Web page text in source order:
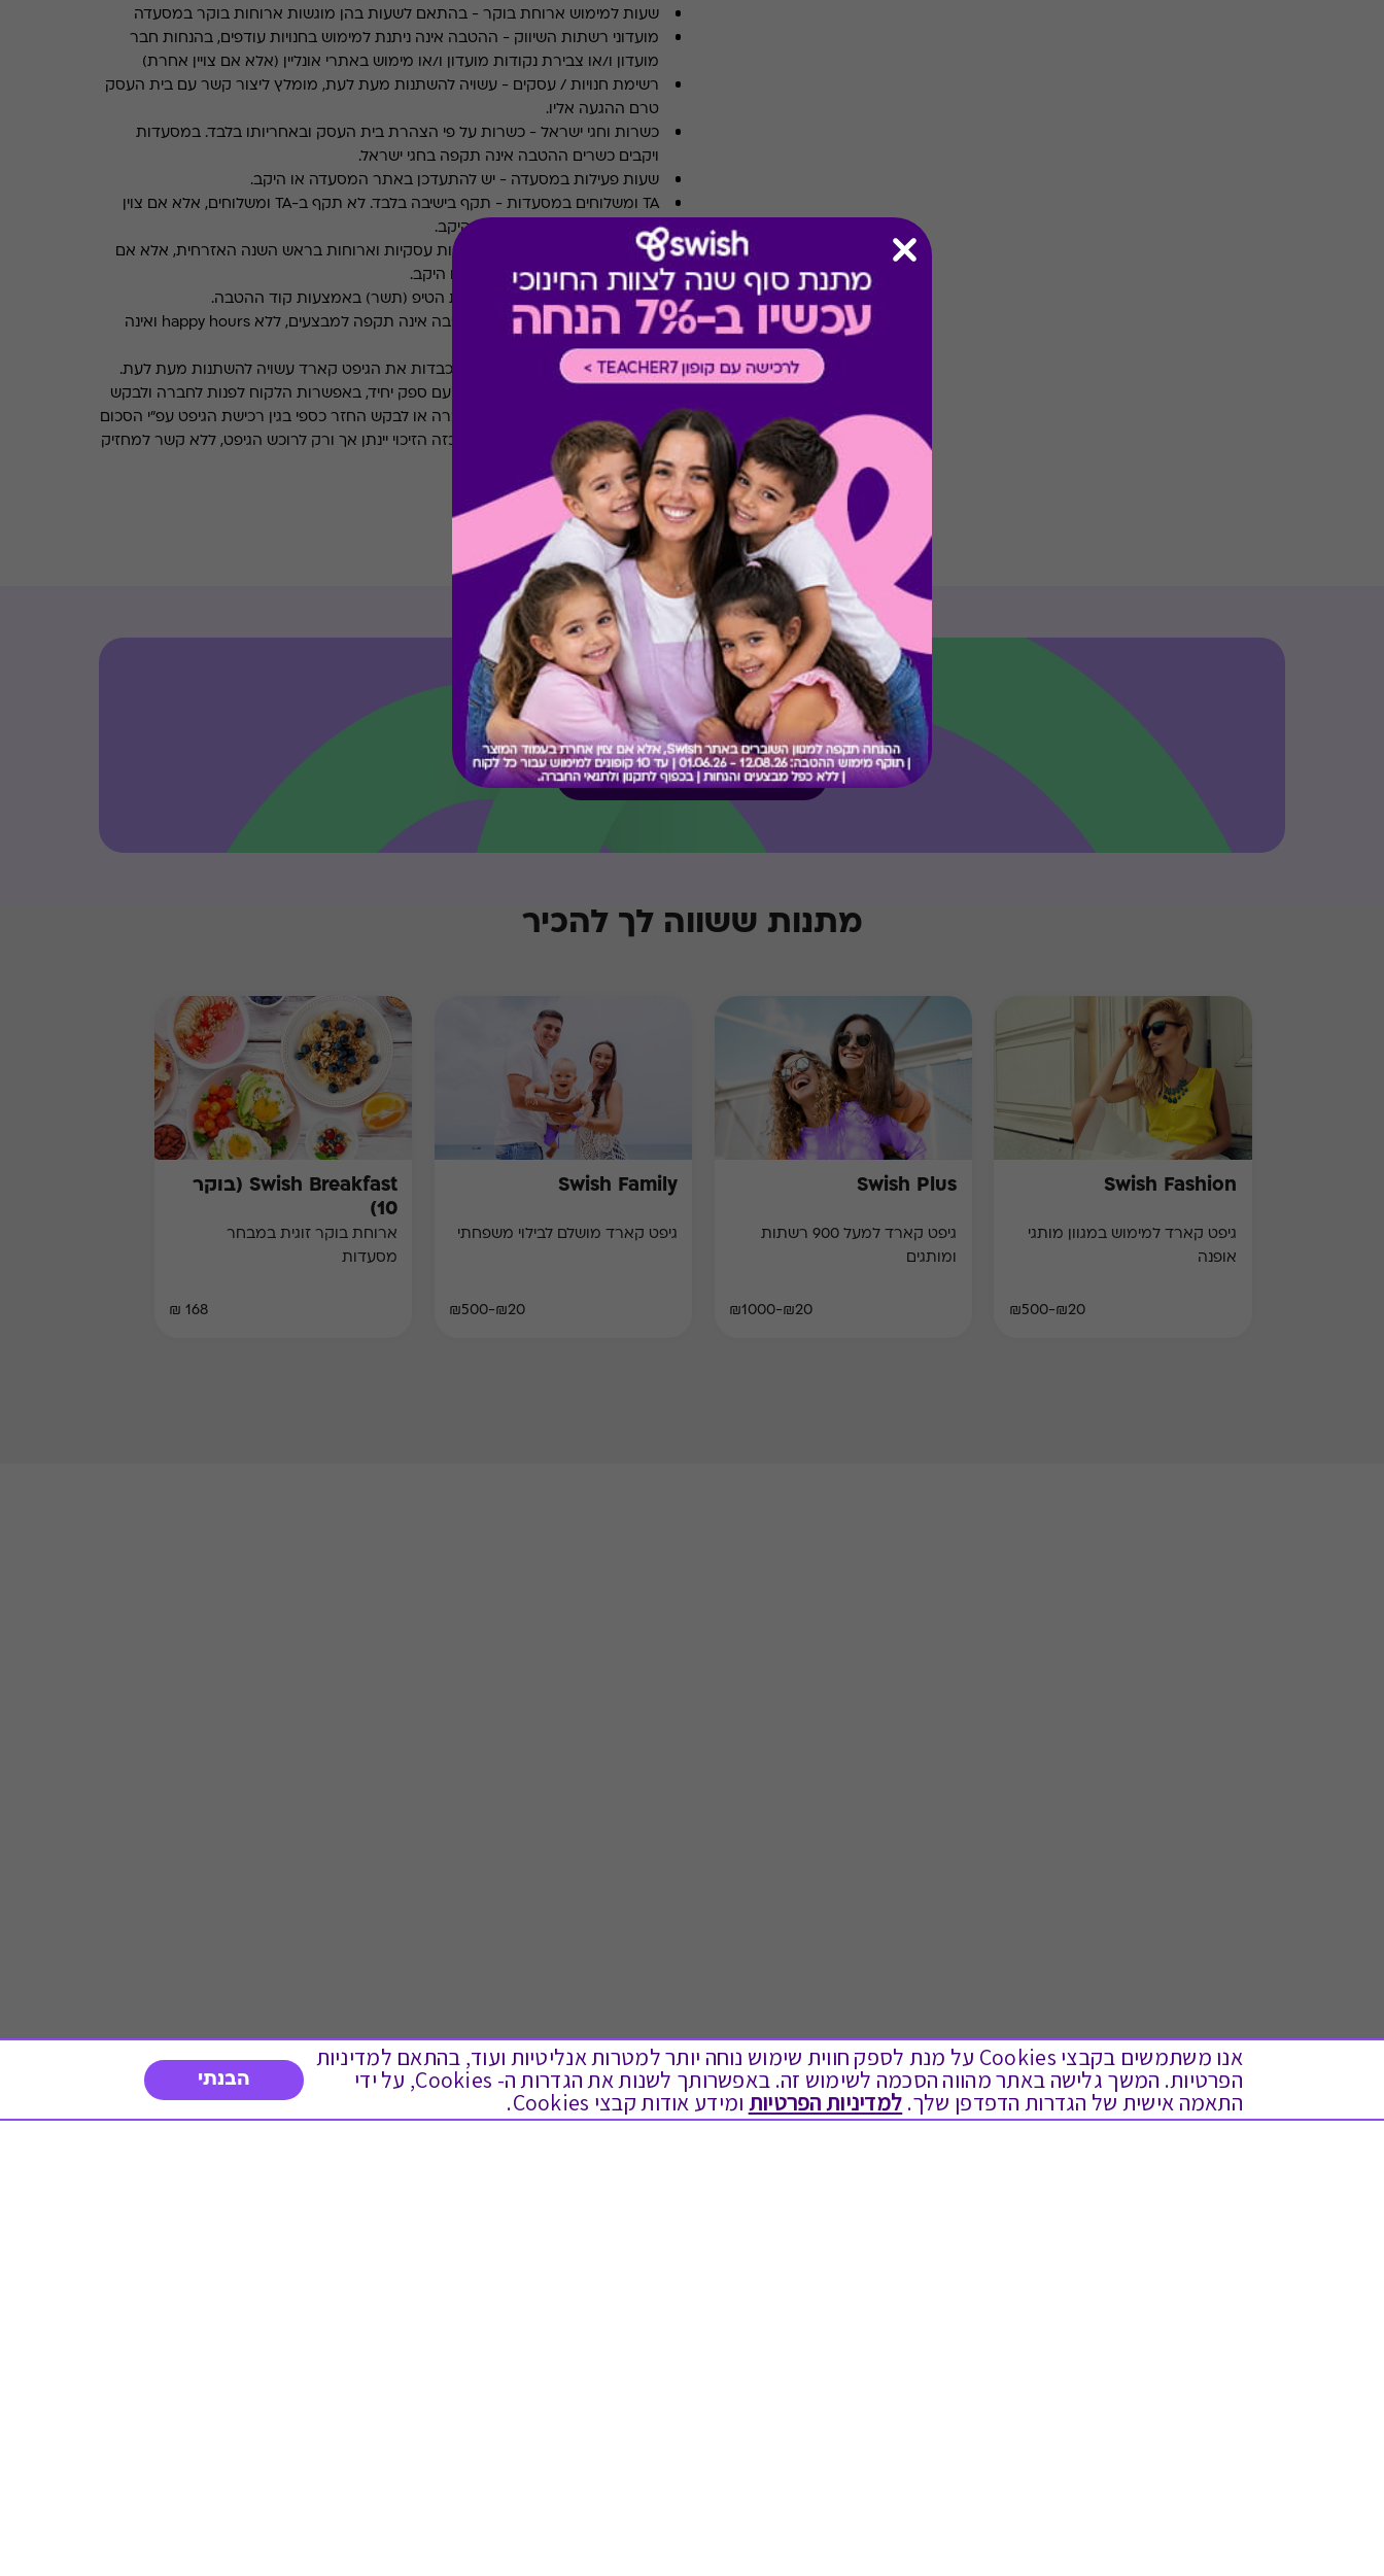
שעות למימוש ארוחת בוקר -בהתאם לשעות בהן מוגשות ארוחות בוקר במסעדה
מועדוני רשתות השיווק - ההטבה אינה ניתנת למימוש בחנויות עודפים, בהנחות חבר
מועדון ו/או צבירת נקודות מועדון ו/או מימוש באתרי אונליין (אלא אם צויין אחרת)
רשימת חנויות / עסקים -עשויה להשתנות מעת לעת, מומלץ ליצור קשר עם בית העסק
טרם ההגעה אליו.
כשרות וחגי ישראל -כשרות על פי הצהרת בית העסק ובאחריותו בלבד. במסעדות
ויקבים כשרים ההטבה אינה תקפה בחגי ישראל.
שעות פעילות במסעדה -יש להתעדכן באתר המסעדה או היקב.
TA ומשלוחים במסעדות
-
תקף בישיבה בלבד. לא תקף ב-TA ומשלוחים, אלא אם צוין
אחרת במדיניות המסעדה או היקב.
ארוחות עסקיות
לא כולל ארוחות עסקיות וארוחות בראש השנה האזרחית, אלא אם
צוין אחרת במדיניות המסעדה או היקב.
תשלום תשר
לא ניתן לשלם את הטיפ (תשר) באמצעות קוד ההטבה.
מבצעים במסעדות/יקבים
ההטבה אינה תקפה למבצעים, ללא happy hours ואינה
כוללת 10% הנחה לתושבי אילת
* מבוהר כי רשימת הספקים המכבדות את הגיפט קארד עשויה להשתנות מעת לעת.
* במקרה של ירידת ספק מגיפט עם ספק יחיד, באפשרות הלקוח לפנות לחברה ולבקש
כרטיס חלופי ממגוון כרטיסי החברה או לבקש החזר כספי בגין רכישת הגיפט עפ"י הסכום
ששולם בפועל לחברה (במקרה כזה הזיכוי יינתן אך ורק לרוכש הגיפט, ללא קשר למחזיק
הגיפט בפועל).
קיבלת מתנה כזו?
בירור יתרה בכרטיס
מתנות ששווה לך להכיר
Swish Fashion
גיפט קארד למימוש במגוון מותגי
אופנה
₪20-₪500
Swish Plus
גיפט קארד למעל 900 רשתות
ומותגים
₪20-₪1000
Swish Family
גיפט קארד מושלם לבילוי משפחתי
₪20-₪500
Swish Breakfast (בוקר
10)
ארוחת בוקר זוגית במבחר
מסעדות
168 ₪
לתת מתנה
כל המתנות
טוב לדעת
בירור יתרה בגיפט קארד
אנו משתמשים בקבצי Cookies על מנת לספק חווית שימוש נוחה יותר למטרות אנליטיות ועוד, בהתאם למדיניות
הפרטיות. המשך גלישה באתר מהווה הסכמה לשימוש זה. באפשרותך לשנות את הגדרות ה- Cookies, על ידי
התאמה אישית של הגדרות הדפדפן שלך. למדיניות הפרטיות ומידע אודות קבצי Cookies.
הבנתי